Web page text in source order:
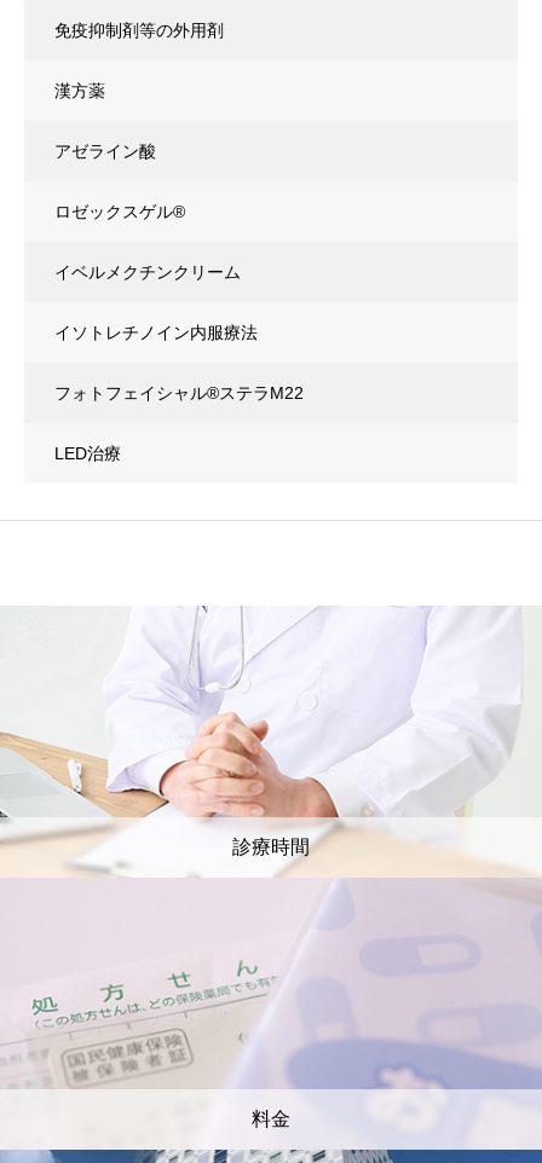
免疫抑制剤等の外用剤
漢方薬
アゼライン酸
ロゼックスゲル®
イベルメクチンクリーム
イソトレチノイン内服療法
フォトフェイシャル®ステラM22
LED治療
診療時間
料金